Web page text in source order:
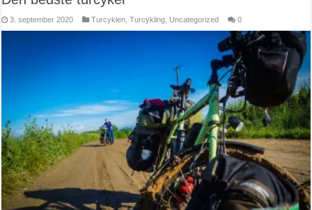
3. september 2020 Turcyklen ,Turcykling Uncategorized 0